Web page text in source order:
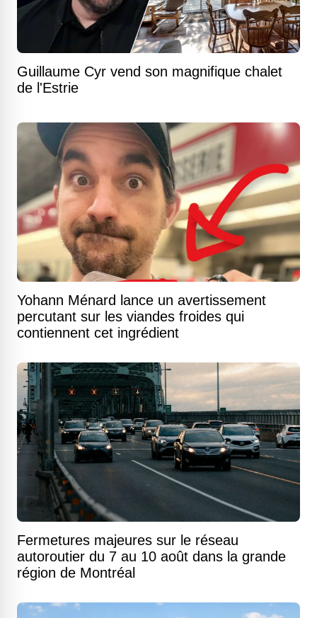
Guillaume Cyr vend son magnifique chalet
de l'Estrie
Yohann Ménard lance un avertissement
percutant sur les viandes froides qui
contiennent cet ingrédient
Fermetures majeures sur le réseau
autoroutier du 7 au 10 août dans la grande
région de Montréal